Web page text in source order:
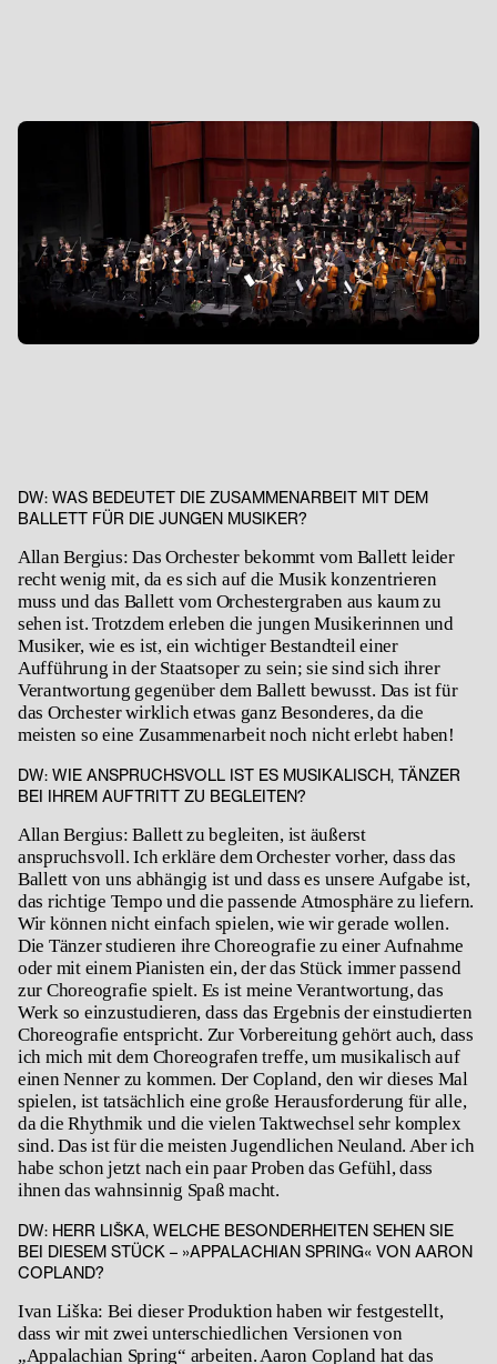
DW: WAS BEDEUTET DIE ZUSAMMENARBEIT MIT DEM
BALLETT FÜR DIE JUNGEN MUSIKER?
Allan Bergius: Das Orchester bekommt vom Ballett leider
recht wenig mit, da es sich auf die Musik konzentrieren
muss und das Ballett vom Orchestergraben aus kaum zu
sehen ist. Trotzdem erleben die jungen Musikerinnen und
Musiker, wie es ist, ein wichtiger Bestandteil einer
Aufführung in der Staatsoper zu sein; sie sind sich ihrer
Verantwortung gegenüber dem Ballett bewusst. Das ist für
das Orchester wirklich etwas ganz Besonderes, da die
meisten so eine Zusammenarbeit noch nicht erlebt haben!
DW: WIE ANSPRUCHSVOLL IST ES MUSIKALISCH, TÄNZER
BEI IHREM AUFTRITT ZU BEGLEITEN?
Allan Bergius: Ballett zu begleiten, ist äußerst
anspruchsvoll. Ich erkläre dem Orchester vorher, dass das
Ballett von uns abhängig ist und dass es unsere Aufgabe ist,
das richtige Tempo und die passende Atmosphäre zu liefern.
Wir können nicht einfach spielen, wie wir gerade wollen.
Die Tänzer studieren ihre Choreografie zu einer Aufnahme
oder mit einem Pianisten ein, der das Stück immer passend
zur Choreografie spielt. Es ist meine Verantwortung, das
Werk so einzustudieren, dass das Ergebnis der einstudierten
Choreografie entspricht. Zur Vorbereitung gehört auch, dass
ich mich mit dem Choreografen treffe, um musikalisch auf
einen Nenner zu kommen. Der Copland, den wir dieses Mal
spielen, ist tatsächlich eine große Herausforderung für alle,
da die Rhythmik und die vielen Taktwechsel sehr komplex
sind. Das ist für die meisten Jugendlichen Neuland. Aber ich
habe schon jetzt nach ein paar Proben das Gefühl, dass
ihnen das wahnsinnig Spaß macht.
DW: HERR LIŠKA, WELCHE BESONDERHEITEN SEHEN SIE
BEI DIESEM STÜCK – »APPALACHIAN SPRING« VON AARON
COPLAND?
Ivan Liška: Bei dieser Produktion haben wir festgestellt,
dass wir mit zwei unterschiedlichen Versionen von
„Appalachian Spring“ arbeiten. Aaron Copland hat das